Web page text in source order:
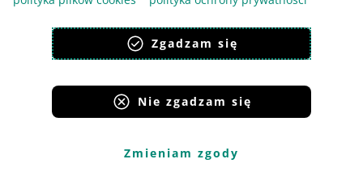
Zgadzam się
Nie zgadzam się
Zmieniam zgody
licytacji klient ma 120 godzin od momentu gdy
Usuniemy opcję płatności przelewem tradycyjnym.
Skrócimy czas na opłacenie zakupu w licytacji ze 120
W przypadku zakupu w ogłoszeniu kup teraz nie